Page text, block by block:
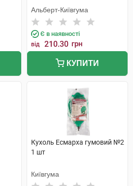
Альберт-Київгума
Є в наявності
від 210.30 грн
КУПИТИ
Кухоль Есмарха гумовий №2
1 шт
Київгума